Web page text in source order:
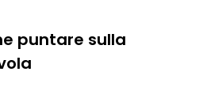
puntare sulla